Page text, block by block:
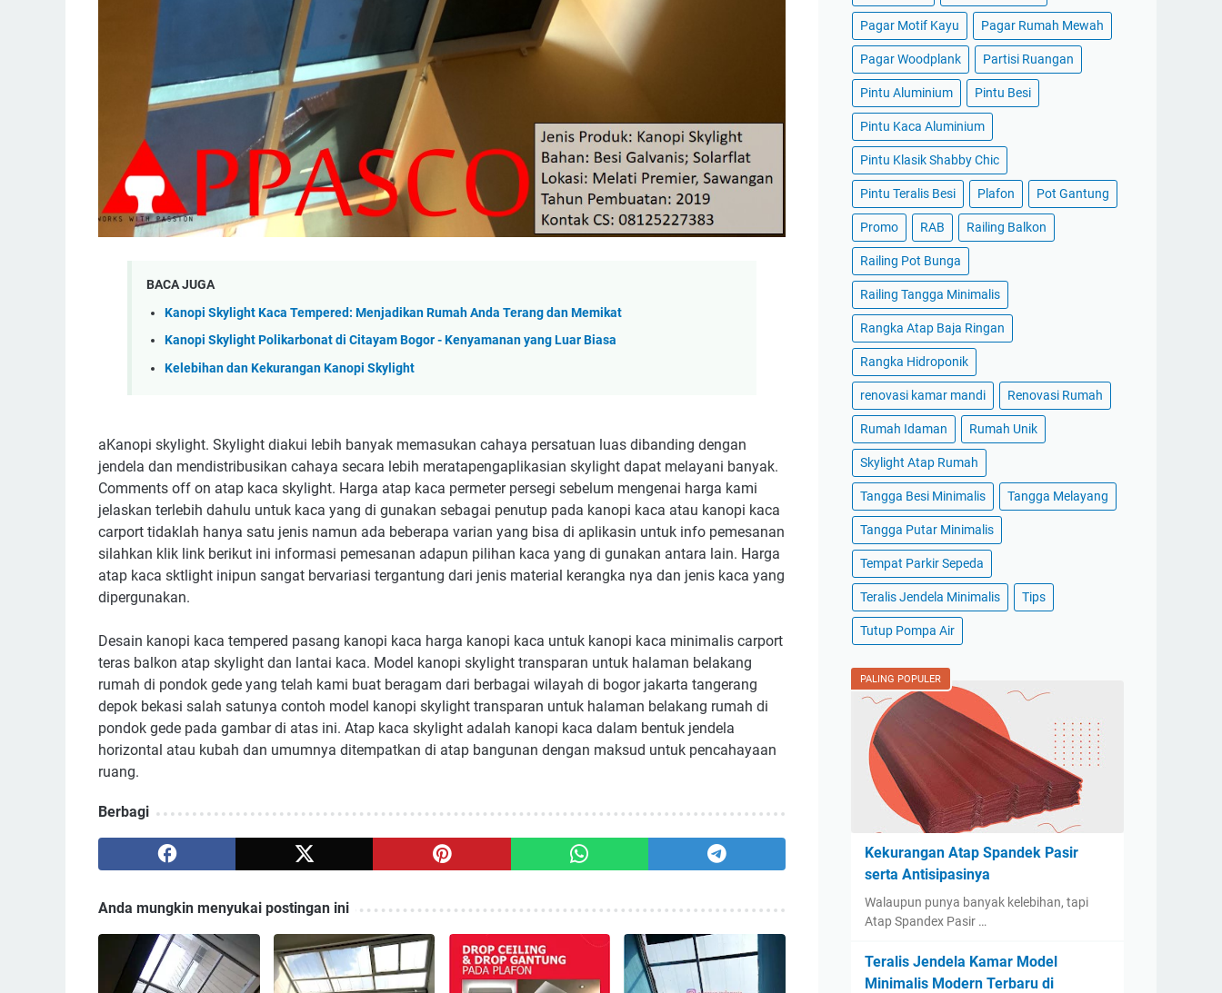
BACA JUGA
Kanopi Skylight Kaca Tempered: Menjadikan Rumah Anda Terang dan Memikat
Kanopi Skylight Polikarbonat di Citayam Bogor - Kenyamanan yang Luar Biasa
Kelebihan dan Kekurangan Kanopi Skylight
aKanopi skylight. Skylight diakui lebih banyak memasukan cahaya persatuan luas dibanding dengan
jendela dan mendistribusikan cahaya secara lebih meratapengaplikasian skylight dapat melayani banyak.
Comments off on atap kaca skylight. Harga atap kaca permeter persegi sebelum mengenai harga kami
jelaskan terlebih dahulu untuk kaca yang di gunakan sebagai penutup pada kanopi kaca atau kanopi kaca
carport tidaklah hanya satu jenis namun ada beberapa varian yang bisa di aplikasin untuk info pemesanan
silahkan klik link berikut ini informasi pemesanan adapun pilihan kaca yang di gunakan antara lain. Harga
atap kaca sktlight inipun sangat bervariasi tergantung dari jenis material kerangka nya dan jenis kaca yang
dipergunakan.
Desain kanopi kaca tempered pasang kanopi kaca harga kanopi kaca untuk kanopi kaca minimalis carport
teras balkon atap skylight dan lantai kaca. Model kanopi skylight transparan untuk halaman belakang
rumah di pondok gede yang telah kami buat beragam dari berbagai wilayah di bogor jakarta tangerang
depok bekasi salah satunya contoh model kanopi skylight transparan untuk halaman belakang rumah di
pondok gede pada gambar di atas ini. Atap kaca skylight adalah kanopi kaca dalam bentuk jendela
horizontal atau kubah dan umumnya ditempatkan di atap bangunan dengan maksud untuk pencahayaan
ruang.
Berbagi
Anda mungkin menyukai postingan ini
Pagar Motif Kayu Pagar Rumah Mewah
Pagar Woodplank Partisi Ruangan
Pintu Aluminium Pintu Besi
Pintu Kaca Aluminium
Pintu Klasik Shabby Chic
Pintu Teralis Besi Plafon Pot Gantung
Promo RAB Railing Balkon
Railing Pot Bunga
Railing Tangga Minimalis
Rangka Atap Baja Ringan
Rangka Hidroponik
renovasi kamar mandi Renovasi Rumah
Rumah Idaman Rumah Unik
Skylight Atap Rumah
Tangga Besi Minimalis Tangga Melayang
Tangga Putar Minimalis
Tempat Parkir Sepeda
Teralis Jendela Minimalis Tips
Tutup Pompa Air
PALING POPULER
Kekurangan Atap Spandek Pasir
serta Antisipasinya
Walaupun punya banyak kelebihan, tapi
Atap Spandex Pasir …
Teralis Jendela Kamar Model
Minimalis Modern Terbaru di